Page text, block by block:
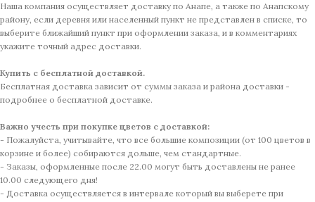
Наша компания осуществляет доставку по Анапе, а также по Анапскому
району, если деревня или населенный пункт не представлен в списке, то
выберите ближайший пункт при оформлении заказа, и в комментариях
укажите точный адрес доставки.
Купить с бесплатной доставкой.
Бесплатная доставка зависит от суммы заказа и района доставки -
подробнее о бесплатной доставке.
Важно учесть при покупке цветов с доставкой:
- Пожалуйста, учитывайте, что все большие композиции (от 100 цветов в
корзине и более) собираются дольше, чем стандартные.
- Заказы, оформленные после 22.00 могут быть доставлены не ранее
10.00 следующего дня!
- Доставка осуществляется в интервале который вы выберете при